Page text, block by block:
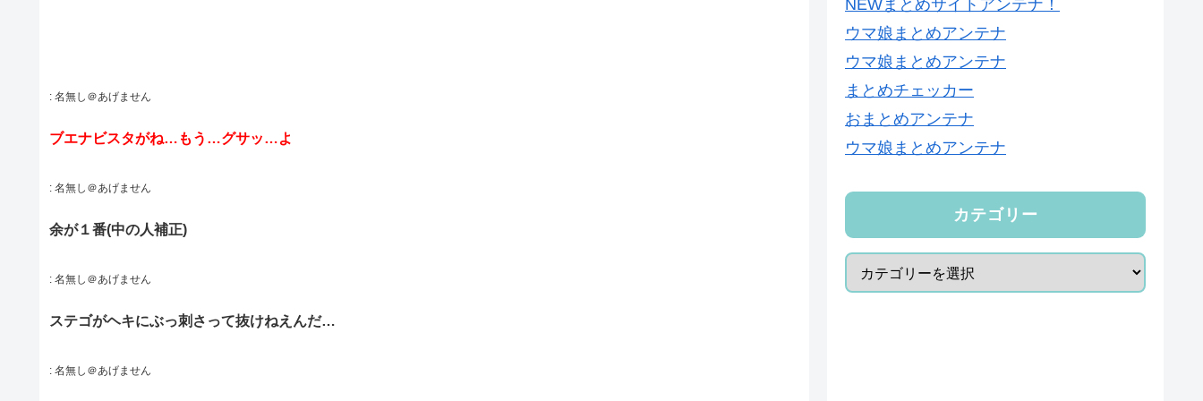
: 名無し＠あげません
ブエナビスタがね…もう…グサッ…よ
: 名無し＠あげません
余が１番(中の人補正)
: 名無し＠あげません
ステゴがヘキにぶっ刺さって抜けねえんだ…
: 名無し＠あげません
NEWまとめサイトアンテナ！
ウマ娘まとめアンテナ
ウマ娘まとめアンテナ
まとめチェッカー
おまとめアンテナ
ウマ娘まとめアンテナ
カテゴリー